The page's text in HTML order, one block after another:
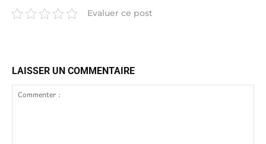
Evaluer ce post
LAISSER UN COMMENTAIRE